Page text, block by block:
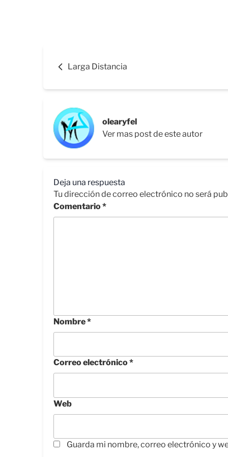
Larga Distancia
olearyfel
Ver mas post de este autor
Deja una respuesta
Tu dirección de correo electrónico no será
Comentario*
Nombre*
Correo electrónico*
Web
Guarda mi nombre, correo electrónico y